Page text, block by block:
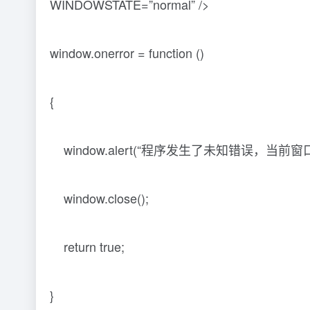
WINDOWSTATE=”normal” />
window.onerror = function ()
{
window.alert(“程序发生了未知错误，当前窗
window.close();
return true;
}